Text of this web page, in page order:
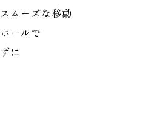
ムーズな移動
ールで
に